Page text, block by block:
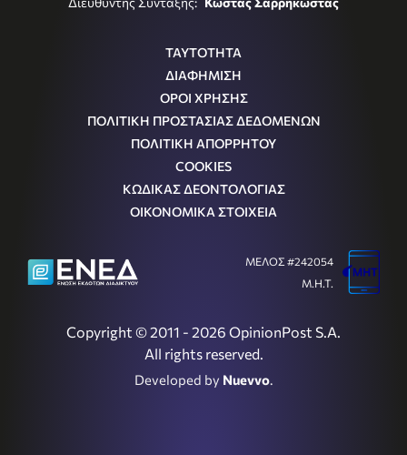
ΤΑΥΤΟΤΗΤΑ
ΔΙΑΦΗΜΙΣΗ
ΟΡΟΙ ΧΡΗΣΗΣ
ΠΟΛΙΤΙΚΗ ΠΡΟΣΤΑΣΙΑΣ ΔΕΔΟΜΕΝΩΝ
ΠΟΛΙΤΙΚΗ ΑΠΟΡΡΗΤΟΥ
COOKIES
ΚΩΔΙΚΑΣ ΔΕΟΝΤΟΛΟΓΙΑΣ
ΟΙΚΟΝΟΜΙΚΑ ΣΤΟΙΧΕΙΑ
Copyright © 2011 - 2026 OpinionPost S.A.
All rights reserved.
Developed by Nuevvo.
ΜΕΛΟΣ #242054
Μ.Η.Τ.